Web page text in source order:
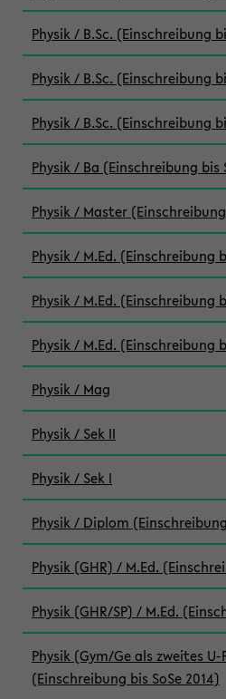
Physik / B.Sc. (Einschreibung
Physik / B.Sc. (Einschreibung
Physik / B.Sc. (Einschreibung
Physik / Ba (Einschreibung bis
Physik / Master (Einschreibung
Physik / M.Ed. (Einschreibung
Physik / M.Ed. (Einschreibung
Physik / M.Ed. (Einschreibung
Physik / Mag
Physik / Sek II
Physik / Sek I
Physik / Diplom
Physik (GHR) / M.Ed.
Physik (GHR/SP) / M.Ed.
Physik (Gym/Ge als zweites U-
(Einschreibung bis SoSe 2014)